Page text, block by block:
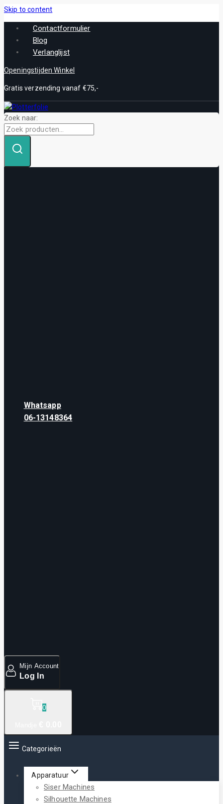
Skip to content
Contactformulier
Blog
Verlanglijst
Openingstijden Winkel
Gratis verzending vanaf €75,-
Zoek naar:
Whatsapp
06-13148364
Mijn Account
Log In
0
Categorieën
Apparatuur
Siser Machines
Silhouette Machines